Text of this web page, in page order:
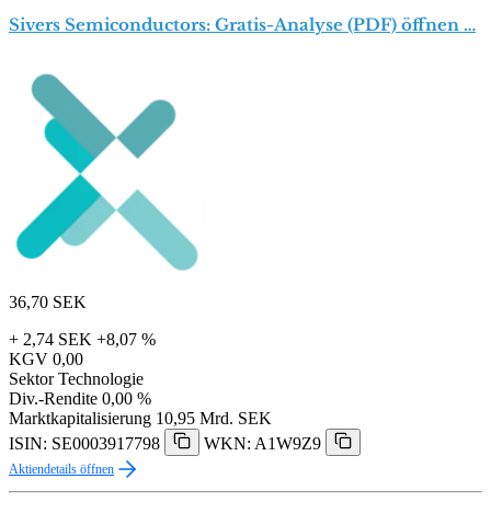
Sivers Semiconductors: Gratis-Analyse (PDF) öffnen …
36,70 SEK
+ 2,74 SEK +8,07 %
KGV 0,00
Sektor Technologie
Div.-Rendite 0,00 %
Marktkapitalisierung 10,95 Mrd. SEK
ISIN: SE0003917798
WKN: A1W9Z9
Aktiendetails öffnen